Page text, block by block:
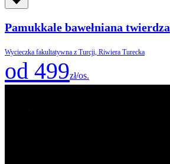
Pamukkale bawełniana twierdza
Wycieczka fakultatywna z Turcji, Riwiera Turecka
od 499zł/os.